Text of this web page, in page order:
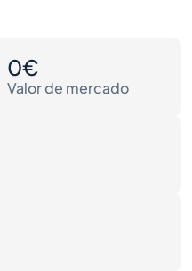
0€
Valor de mercado